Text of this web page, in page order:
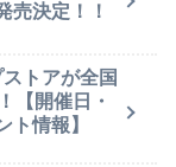
売決定！！
トアが全国
【開催日・
ト情報】